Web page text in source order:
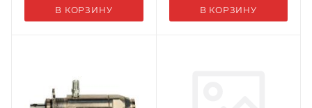
В КОРЗИНУ В КОРЗИНУ